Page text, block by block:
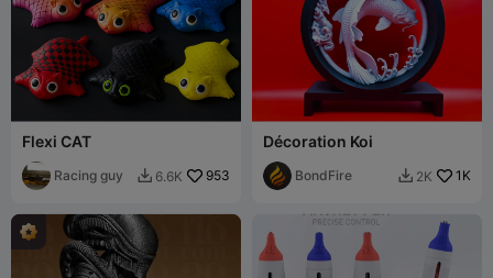
Flexi CAT
Racing guy  6.6K 953
Décoration Koi
BondFire  2K 1K